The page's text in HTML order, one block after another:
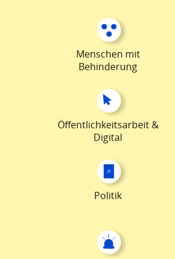
Menschen mit
Behinderung
Öffentlichkeitsarbeit &
Digital
Politik